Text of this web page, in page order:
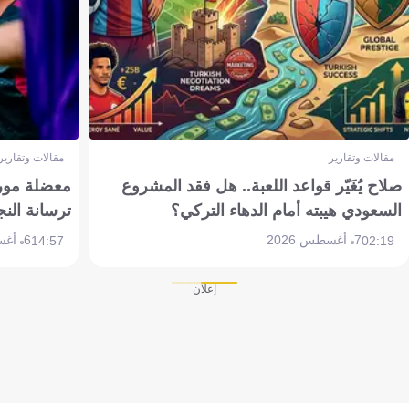
مقالات وتقارير
صلاح يُغَيّر قواعد اللعبة.. هل فقد المشروع
السعودي هيبته أمام الدهاء التركي؟
02:197 أغسطس 2026
مقالات
معضلة
ترسانة
14:576 أغسطس 2026
إعلان